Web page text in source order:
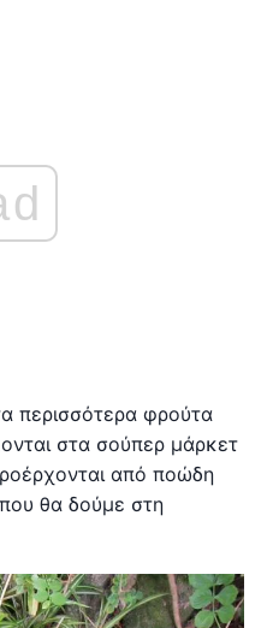
περισσότερα φρούτα
στα σούπερ μάρκετ
από ποώδη
θα δούμε στη